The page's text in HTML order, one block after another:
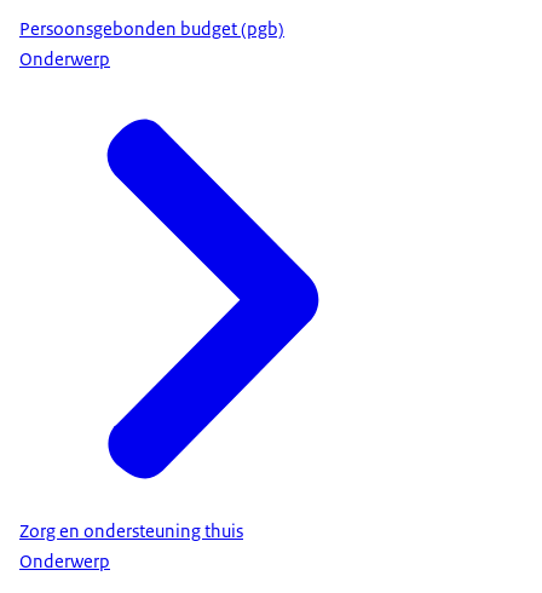
Persoonsgebonden budget (pgb)
Onderwerp
Zorg en ondersteuning thuis
Onderwerp